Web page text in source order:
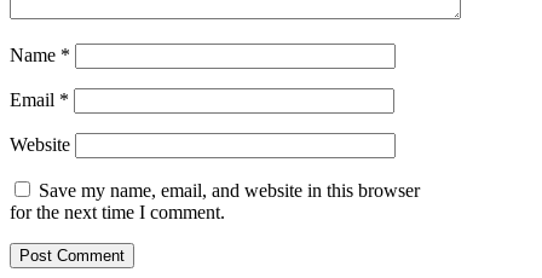
Name *
Email *
Website
Save my name, email, and website in this browser
for the next time I comment.